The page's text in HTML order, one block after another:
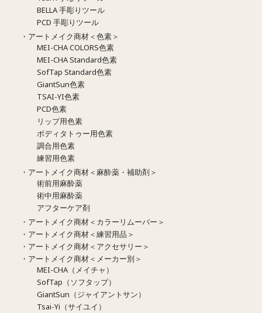
BELLA 手彫りツール
PCD 手彫りツール
・アートメイク商材＜色素＞
MEI-CHA COLORS色素
MEI-CHA Standard色素
SofTap Standard色素
GiantSun色素
TSAI-YI色素
PCD色素
リップ用色素
ボディタトゥー用色素
調合用色素
練習用色素
・アートメイク商材＜麻酔薬・補助剤＞
術前用麻酔薬
術中用麻酔薬
アフターケア剤
・アートメイク商材＜カラーリムーバー＞
・アートメイク商材＜練習用品＞
・アートメイク商材＜アクセサリー＞
・アートメイク商材＜メーカー別＞
MEI-CHA（メイチャ）
SofTap（ソフタップ）
GiantSun（ジャイアントサン）
Tsai-Yi（サイユイ）